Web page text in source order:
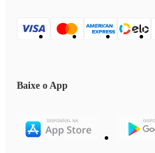
Baixe o App